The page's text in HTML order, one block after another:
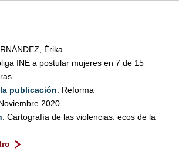
Érika
INE a postular mujeres en 7 de 15
publicación: Reforma
2020
: Cartografía de las violencias: ecos de la